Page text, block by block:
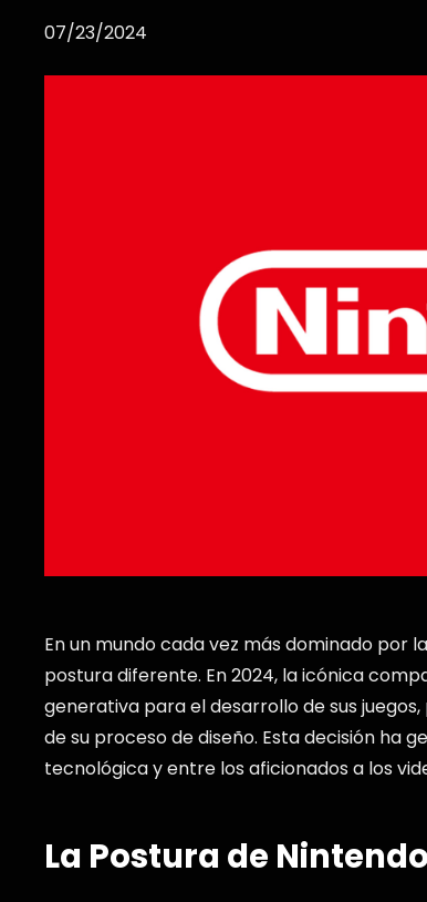
07/23/2024
En un mundo cada vez más dominado por
postura diferente. En 2024, la icónica
generativa para el desarrollo de sus
de su proceso de diseño. Esta decisión ha
tecnológica y entre los aficionados a los
La Postura de Nintendo